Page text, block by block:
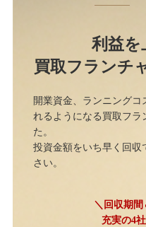
利益を
買取フランチ
開業資金、ランニング
れるようになる買取フラ
た。
投資金額をいち早く回収
さい。
＼回収期
充実の4